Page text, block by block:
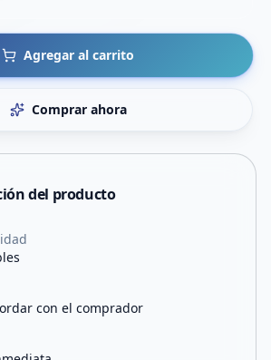
Agregar al carrito
Comprar ahora
del producto
con el comprador